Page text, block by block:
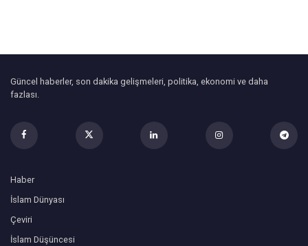
Güncel haberler, son dakika gelişmeleri, politika, ekonomi ve daha
fazlası.
Haber
İslam Dünyası
Çeviri
İslam Düşüncesi